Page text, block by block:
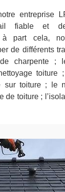
entreprise
fiable et
part cela,
de différents
charpente ;
sur toiture ; le
de toiture ;